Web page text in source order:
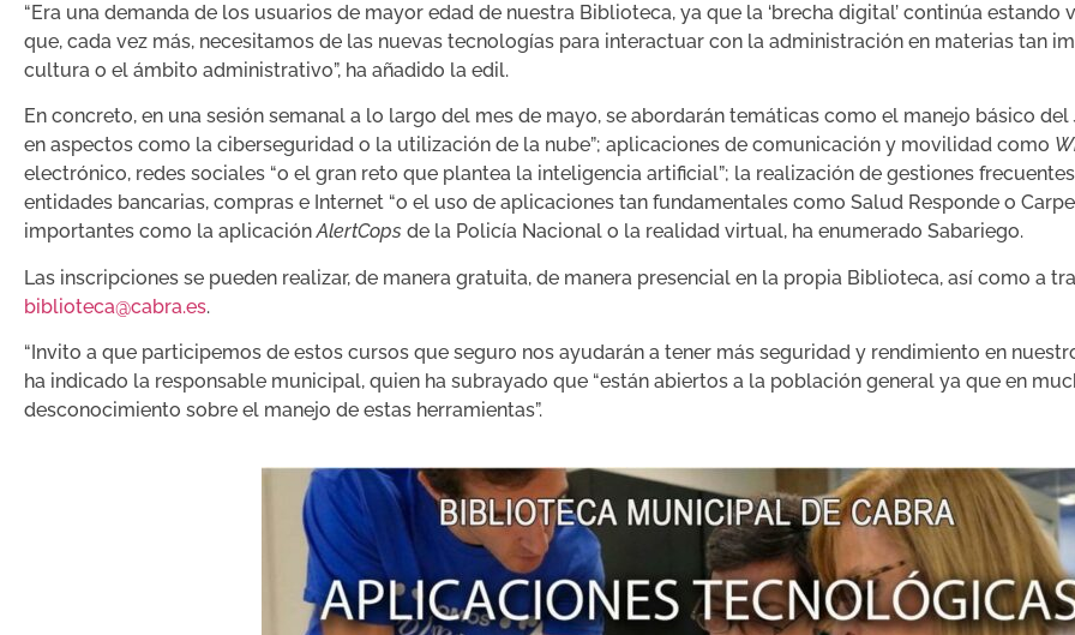
“Era una demanda de los usuarios de mayor edad de nuestra Biblioteca, ya que la ‘brecha digital’ continúa estando
que, cada vez más, necesitamos de las nuevas tecnologías para interactuar con la administración en materias tan
cultura o el ámbito administrativo”, ha añadido la edil.
En concreto, en una sesión semanal a lo largo del mes de mayo, se abordarán temáticas como el manejo básico del
en aspectos como la ciberseguridad o la utilización de la nube”; aplicaciones de comunicación y movilidad como
electrónico, redes sociales “o el gran reto que plantea la inteligencia artificial”; la realización de gestiones
entidades bancarias, compras e Internet “o el uso de aplicaciones tan fundamentales como Salud Responde o
importantes como la aplicaciónAlertCops de la Policía Nacional o la realidad virtual, ha enumerado Sabariego.
Las inscripciones se pueden realizar, de manera gratuita, de manera presencial en la propia Biblioteca, así como a
biblioteca@cabra.es.
“Invito a que participemos de estos cursos que seguro nos ayudarán a tener más seguridad y rendimiento en
ha indicado la responsable municipal, quien ha subrayado que “están abiertos a la población general ya que en
desconocimiento sobre el manejo de estas herramientas”.